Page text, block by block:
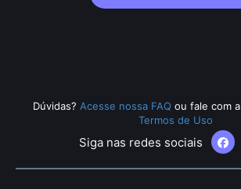
Dúvidas? Acesse nossa FAQ ou fale com a
Termos de Uso
Siga nas redes sociais